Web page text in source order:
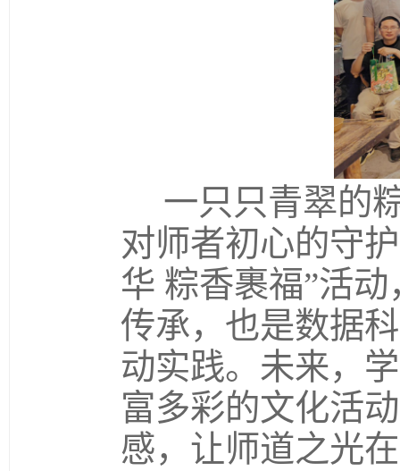
一只只青翠的
对师者初心的守
华 粽香裹福”活
传承，也是数据
动实践。未来，
富多彩的文化活
感，让师道之光